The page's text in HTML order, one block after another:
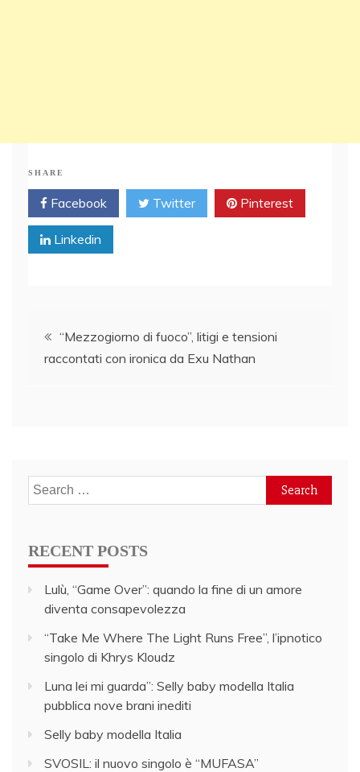
SHARE
Facebook Twitter Pinterest
Linkedin
Post“Mezzogiorno di fuoco”, litigi e tensioni
raccontati con ironica da Exu Nathan
Search
for:
RECENT POSTS
Lulù, “Game Over”: quando la fine di un amore
diventa consapevolezza
“Take Me Where The Light Runs Free”, l’ipnotico
singolo di Khrys Kloudz
Luna lei mi guarda”: Selly baby modella Italia
pubblica nove brani inediti
Selly baby modella Italia
SVOSIL: il nuovo singolo è “MUFASA”